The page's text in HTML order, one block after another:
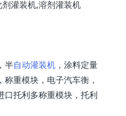
，半自动灌装机 ，涂料定量
重模块，电子汽车衡，
口托利多称重模块，托利